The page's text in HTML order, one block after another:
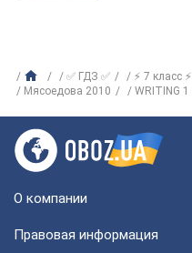
✅ ГДЗ ✅ ⚡ 7 класс ⚡
Мясоедова 2010
WRITING 1
О компании
Правовая информация